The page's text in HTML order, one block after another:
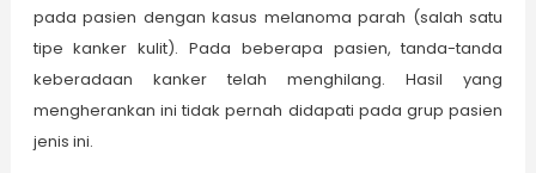
pada pasien dengan kasus melanoma parah (salah satu
tipe kanker kulit). Pada beberapa pasien, tanda-tanda
keberadaan kanker telah menghilang. Hasil yang
mengherankan ini tidak pernah didapati pada grup pasien
jenis ini.